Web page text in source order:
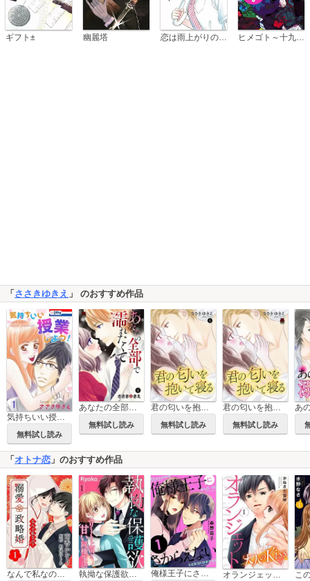
ギフト± 幽麗塔 ヒメゴト～十九歳の制服～
「ささきゆきえ 」 のおすすめ作品
気持ちいい授業しよう！
無料試し読み
あなたの全部で濡れたくて
無料試し読み
君の匂いを抱いて寝る
無料試し読み
君の匂いを抱いて寝る【電子単行本】
無料試し読み
「 オトナ恋 」のおすすめ作品
なんで私なの？溺愛政略婚 執拗な保護欲 エリート上司と甘い同棲生活 オランジェット～大人のKiss